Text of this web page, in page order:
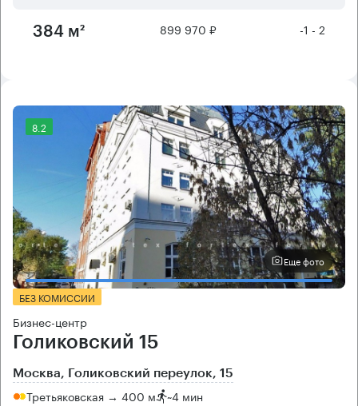
384 м² 899 970 ₽ -1 - 2
8.2
Еще фото
БЕЗ КОМИССИИ
Бизнес-центр
Голиковский 15
Москва, Голиковский переулок, 15
Третьяковская → 400 м ~4 мин